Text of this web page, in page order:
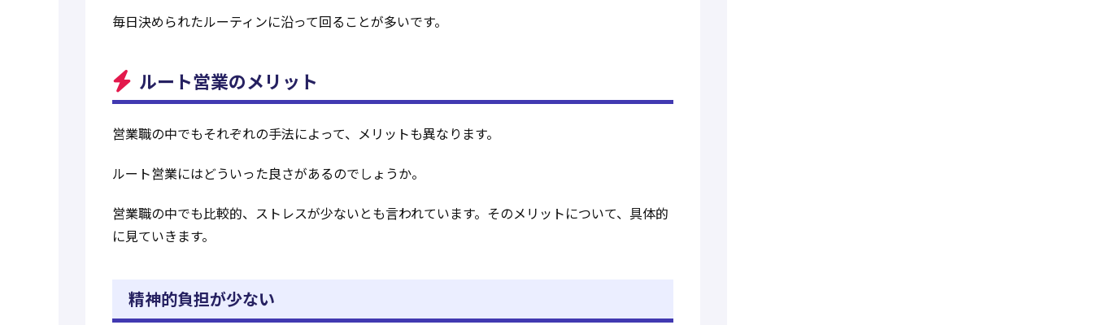
毎日決められたルーティンに沿って回ることが多いです。
ルート営業のメリット
営業職の中でもそれぞれの手法によって、メリットも異なります。
ルート営業にはどういった良さがあるのでしょうか。
営業職の中でも比較的、ストレスが少ないとも言われています。そのメリットについて、具体的
に見ていきます。
精神的負担が少ない